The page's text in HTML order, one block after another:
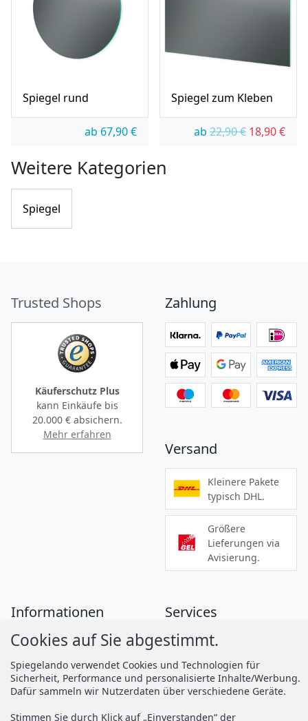
Spiegel rund
ab 67,90€
Spiegel zum Kleben
ab 22,90€ 18,90€
Weitere Kategorien
Spiegel
Trusted Shops
Käuferschutz Plus
kann Einkäufe bis
20.000 €absichern.
Mehr erfahren
Zahlung
Versand
Kleinere Pakete
typisch DHL.
Größere
Lieferungen via
Avisierung.
Informationen
Zahlung
Versand
AGB
Services
Montageanleitungen
Spiegelando Magazin
Support
Cookies auf Sie abgestimmt.
Spiegelando verwendet Cookies und Technologien für
Sicherheit, Performance und personalisierte Inhalte/Werbung.
Dafür sammeln wir Nutzerdaten über verschiedene Geräte.
Stimmen Sie durch Klick auf „Einverstanden“ der